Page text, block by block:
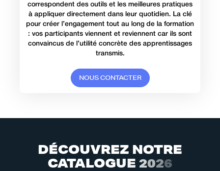
correspondent des outils et les meilleures pratiques
à appliquer directement dans leur quotidien. La clé
pour créer l’engagement tout au long de la formation
: vos participants viennent et reviennent car ils sont
convaincus de l’utilité concrète des apprentissages
transmis.
NOUS CONTACTER
DÉCOUVREZ NOTRE
CATALOGUE 2026